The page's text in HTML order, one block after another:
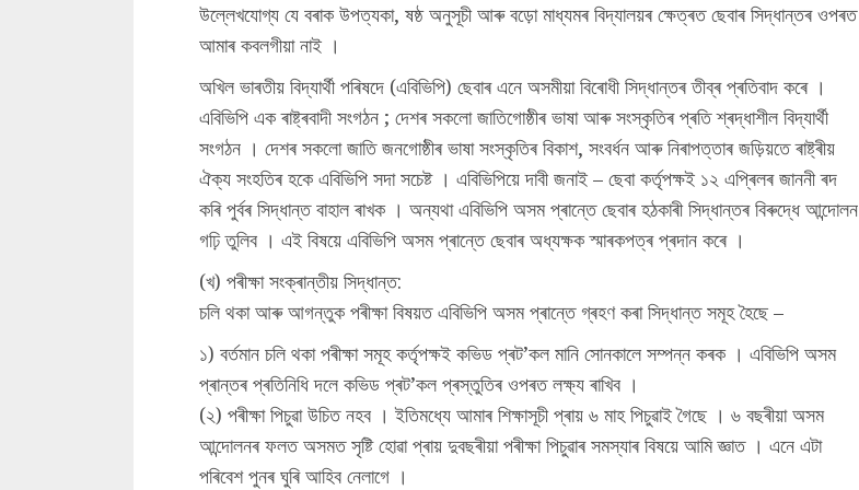
উল্লেখযোগ্য যে বৰাক উপত্যকা, ষষ্ঠ অনুসূচী আৰু বড়ো মাধ্যমৰ বিদ্যালয়ৰ ক্ষেত্ৰত ছেবাৰ সিদ্ধান্তৰ ওপৰত
আমাৰ কবলগীয়া নাই ।
অখিল ভাৰতীয় বিদ্যাৰ্থী পৰিষদে (এবিভিপি) ছেবাৰ এনে অসমীয়া বিৰোধী সিদ্ধান্তৰ তীব্ৰ প্ৰতিবাদ কৰে ।
এবিভিপি এক ৰাষ্ট্ৰবাদী সংগঠন ; দেশৰ সকলো জাতিগোষ্ঠীৰ ভাষা আৰু সংস্কৃতিৰ প্ৰতি শ্ৰদ্ধাশীল বিদ্যাৰ্থী
সংগঠন । দেশৰ সকলো জাতি জনগোষ্ঠীৰ ভাষা সংস্কৃতিৰ বিকাশ, সংবৰ্ধন আৰু নিৰাপত্তাৰ জড়িয়তে ৰাষ্ট্ৰীয়
ঐক্য সংহতিৰ হকে এবিভিপি সদা সচেষ্ট । এবিভিপিয়ে দাবী জনাই – ছেবা কৰ্তৃপক্ষই ১২ এপ্ৰিলৰ জাননী ৰদ
কৰি পুৰ্বৰ সিদ্ধান্ত বাহাল ৰাখক । অন্যথা এবিভিপি অসম প্ৰান্তে ছেবাৰ হঠকাৰী সিদ্ধান্তৰ বিৰুদ্ধে আন্দোলন
গঢ়ি তুলিব । এই বিষয়ে এবিভিপি অসম প্ৰান্তে ছেবাৰ অধ্যক্ষক স্মাৰকপত্ৰ প্ৰদান কৰে ।
(খ) পৰীক্ষা সংক্ৰান্তীয় সিদ্ধান্ত:
চলি থকা আৰু আগন্তুক পৰীক্ষা বিষয়ত এবিভিপি অসম প্ৰান্তে গ্ৰহণ কৰা সিদ্ধান্ত সমূহ হৈছে –
১) বৰ্তমান চলি থকা পৰীক্ষা সমূহ কৰ্তৃপক্ষই কভিড প্ৰট’কল মানি সোনকালে সম্পন্ন কৰক । এবিভিপি অসম
প্ৰান্তৰ প্ৰতিনিধি দলে কভিড প্ৰট’কল প্ৰস্তুতিৰ ওপৰত লক্ষ্য ৰাখিব ।
(২) পৰীক্ষা পিচুৱা উচিত নহব । ইতিমধ্যে আমাৰ শিক্ষাসূচী প্ৰায় ৬ মাহ পিচুৱাই গৈছে । ৬ বছৰীয়া অসম
আন্দোলনৰ ফলত অসমত সৃষ্টি হোৱা প্ৰায় দুবছৰীয়া পৰীক্ষা পিচুৱাৰ সমস্যাৰ বিষয়ে আমি জ্ঞাত । এনে এটা
পৰিবেশ পুনৰ ঘুৰি আহিব নেলাগে ।